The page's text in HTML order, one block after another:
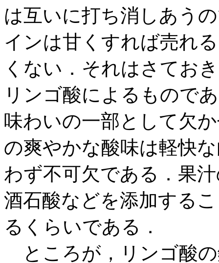
は互いに打ち消しあう
インは甘くすれば売れ
くない．それはさてお
リンゴ酸によるもので
味わいの一部として欠
の爽やかな酸味は軽快
わず不可欠である．果
酒石酸などを添加する
るくらいである．
ところが，リンゴ酸